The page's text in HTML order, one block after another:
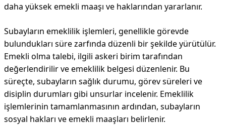
daha yüksek emekli maaşı ve haklarından yararlanır.
Subayların emeklilik işlemleri, genellikle görevde
bulundukları süre zarfında düzenli bir şekilde yürütülür.
Emekli olma talebi, ilgili askeri birim tarafından
değerlendirilir ve emeklilik belgesi düzenlenir. Bu
süreçte, subayların sağlık durumu, görev süreleri ve
disiplin durumları gibi unsurlar incelenir. Emeklilik
işlemlerinin tamamlanmasının ardından, subayların
sosyal hakları ve emekli maaşları belirlenir.